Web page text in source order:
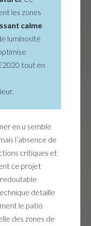
les zones
calme
luminosité
tout en
en u semble
l’absence de
critiques et
ce projet
détaille
le patio
des zones de